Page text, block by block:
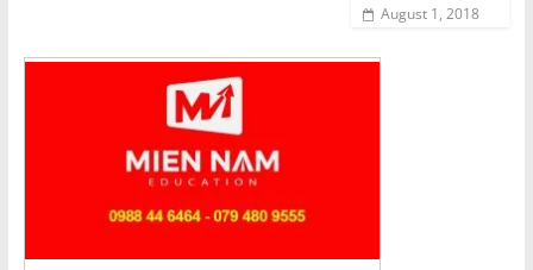
August 1, 2018